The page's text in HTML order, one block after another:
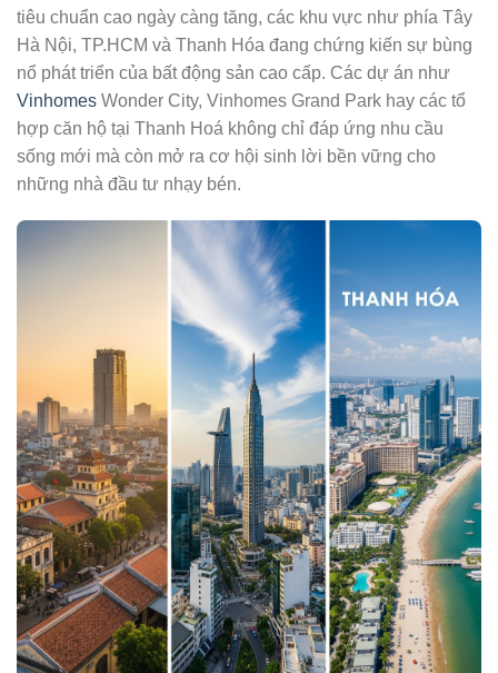
tiêu chuẩn cao ngày càng tăng, các khu vực như phía Tây
Hà Nội, TP.HCM và Thanh Hóa đang chứng kiến sự bùng
nổ phát triển của bất động sản cao cấp. Các dự án như
Vinhomes Wonder City, Vinhomes Grand Park hay các tổ
hợp căn hộ tại Thanh Hoá không chỉ đáp ứng nhu cầu
sống mới mà còn mở ra cơ hội sinh lời bền vững cho
những nhà đầu tư nhạy bén.